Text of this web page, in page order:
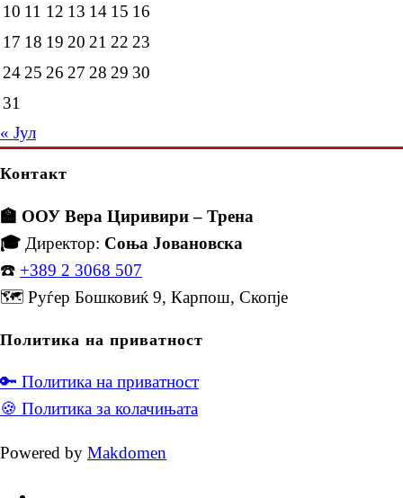
10 11 12 13 14 15 16
17 18 19 20 21 22 23
24 25 26 27 28 29 30
31
« Јул
Контакт
🏫 ООУ Вера Циривири – Трена
🎓 Директор: Соња Јовановска
☎️ +389 2 3068 507
🗺️ Руѓер Бошковиќ 9, Карпош, Скопје
Политика на приватност
🔑 Политика на приватност
🍪 Политика за колачињата
Powered by Makdomen